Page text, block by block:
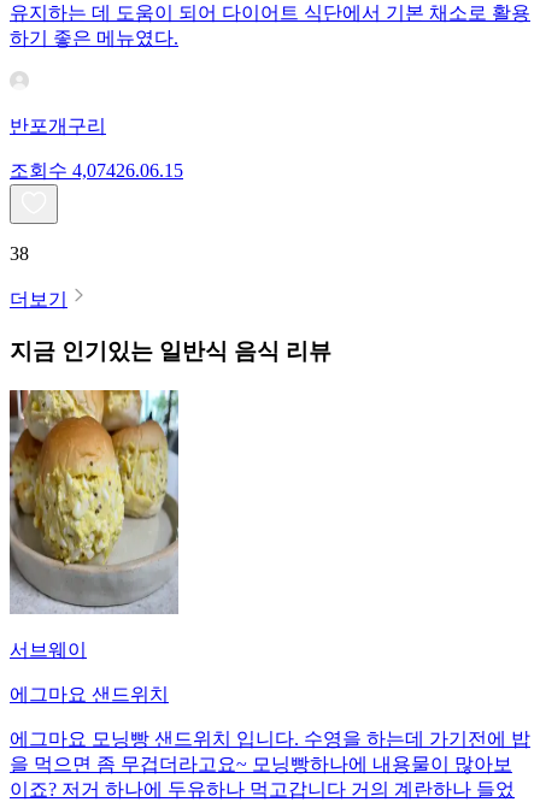
유지하는 데 도움이 되어 다이어트 식단에서 기본 채소로 활용
하기 좋은 메뉴였다.
반포개구리
조회수 4,07426.06.15
38
더보기
지금 인기있는 일반식 음식 리뷰
서브웨이
에그마요 샌드위치
에그마요 모닝빵 샌드위치 입니다. 수영을 하는데 가기전에 밥
을 먹으면 좀 무겁더라고요~ 모닝빵하나에 내용물이 많아보
이죠? 저거 하나에 두유하나 먹고갑니다 거의 계란하나 들었